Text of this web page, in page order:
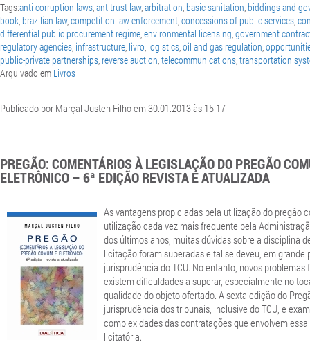
Tags:anti-corruption laws,antitrust law,arbitration, basic sanitation, biddings and
book, brazilian law,competition law enforcement,concessions of public services,
differential public procurement regime,environmental licensing,government
regulatory agencies, infrastructure, livro, logistics,oil and gas regulation,
public-private partnerships, reverse auction,telecommunications,transportation
Arquivado em Livros
Publicado por Marçal Justen Filho em 30.01.2013 às 15:17
PREGÃO: COMENTÁRIOS À LEGISLAÇÃO DO PREGÃO
ELETRÔNICO – 6ª EDIÇÃO REVISTA E ATUALIZADA
As vantagens propiciadas pela utilização do pregão
utilização cada vez mais frequente pela
dos últimos anos, muitas dúvidas sobre a disciplina
licitação foram superadas e tal se deveu, em grande
jurisprudência do TCU. No entanto, novos problemas
existem dificuldades a superar, especialmente no
qualidade do objeto ofertado. A sexta edição do
jurisprudência dos tribunais, inclusive do TCU, e
complexidades das contratações que envolvem
licitatória.